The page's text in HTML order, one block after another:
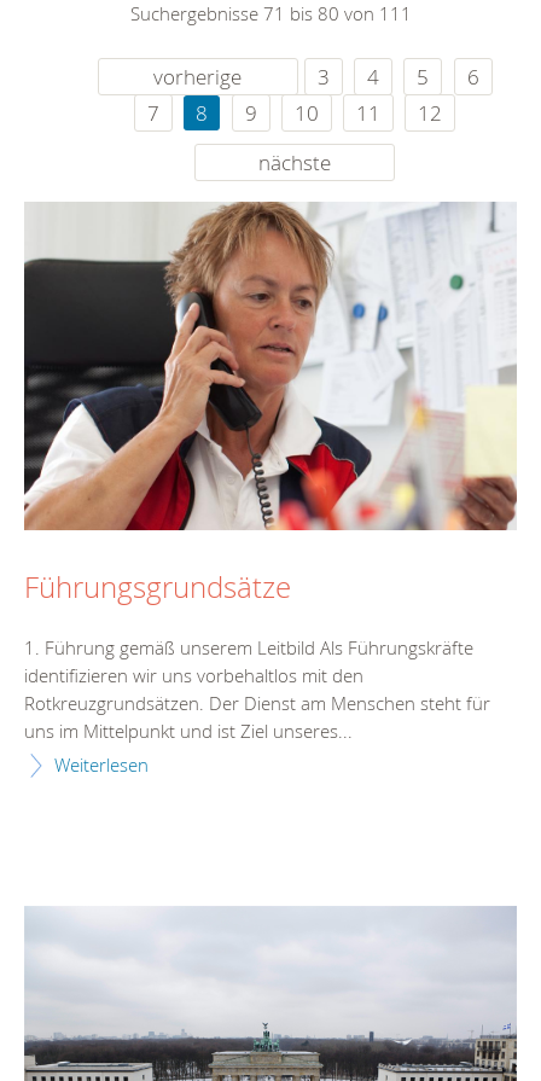
Suchergebnisse 71 bis 80 von 111
vorherige 3 4 5
6
7
8 9 10 11
12
nächste
Führungsgrundsätze
1. Führung gemäß unserem Leitbild Als Führungskräfte
identifizieren wir uns vorbehaltlos mit den
Rotkreuzgrundsätzen. Der Dienst am Menschen steht für
uns im Mittelpunkt und ist Ziel unseres...
Weiterlesen